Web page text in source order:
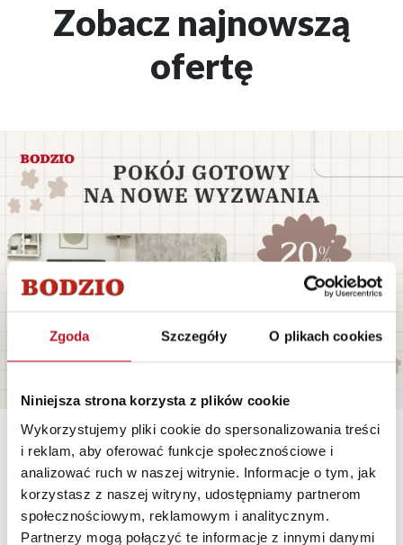
Zgoda Szczegóły O plikach cookies
Niniejsza strona korzysta z plików cookie
Wykorzystujemy pliki cookie do spersonalizowania treści
i reklam, aby oferować funkcje społecznościowe i
analizować ruch w naszej witrynie. Informacje o tym, jak
korzystasz z naszej witryny, udostępniamy partnerom
społecznościowym, reklamowym i analitycznym.
Partnerzy mogą połączyć te informacje z innymi danymi
Zobacz najnowszą
ofertę
Polecane Nowości Sale